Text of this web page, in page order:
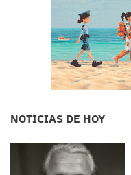
NOTICIAS DE HOY